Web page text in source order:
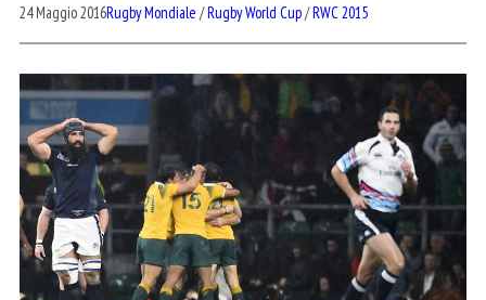
24 Maggio 2016Rugby Mondiale /Rugby World Cup/RWC 2015